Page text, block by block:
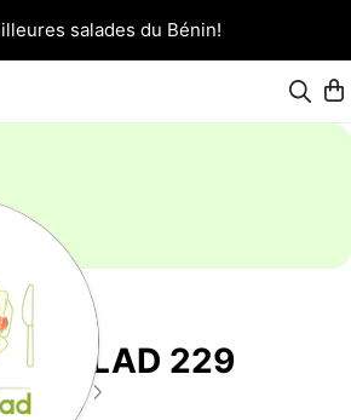
salades du Bénin!
SALAD 229